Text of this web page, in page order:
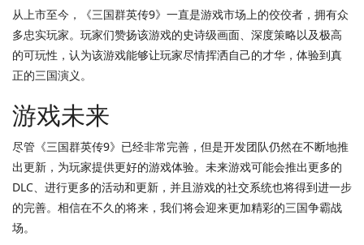
从上市至今，《三国群英传9》一直是游戏市场上的佼佼者，拥有众
多忠实玩家。玩家们赞扬该游戏的史诗级画面、深度策略以及极高
的可玩性，认为该游戏能够让玩家尽情挥洒自己的才华，体验到真
正的三国演义。
游戏未来
尽管《三国群英传9》已经非常完善，但是开发团队仍然在不断地推
出更新，为玩家提供更好的游戏体验。未来游戏可能会推出更多的
DLC、进行更多的活动和更新，并且游戏的社交系统也将得到进一步
的完善。相信在不久的将来，我们将会迎来更加精彩的三国争霸战
场。